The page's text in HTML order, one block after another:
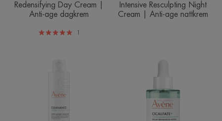
Redensifying Day Cream |
Anti-age dagkrem
1
Intensive Resculpting Night
Cream | Anti-age nattkrem
Cream
Rens
|
Reparerende
serum